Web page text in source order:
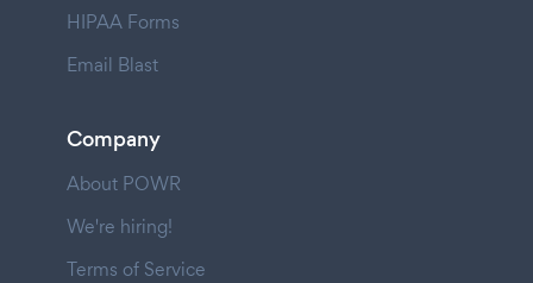
HIPAA Forms
Email Blast
Company
About POWR
We're hiring!
Terms of Service